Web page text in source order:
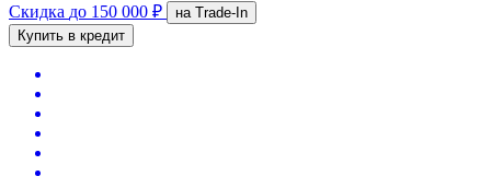
Скидка до 150 000 ₽
на Trade-In
Купить в кредит